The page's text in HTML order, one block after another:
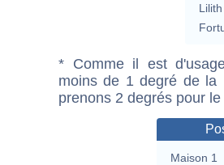
Lilith
* Comme il est
moins de 1 degré de la
prenons 2 degrés pour
Maison 1